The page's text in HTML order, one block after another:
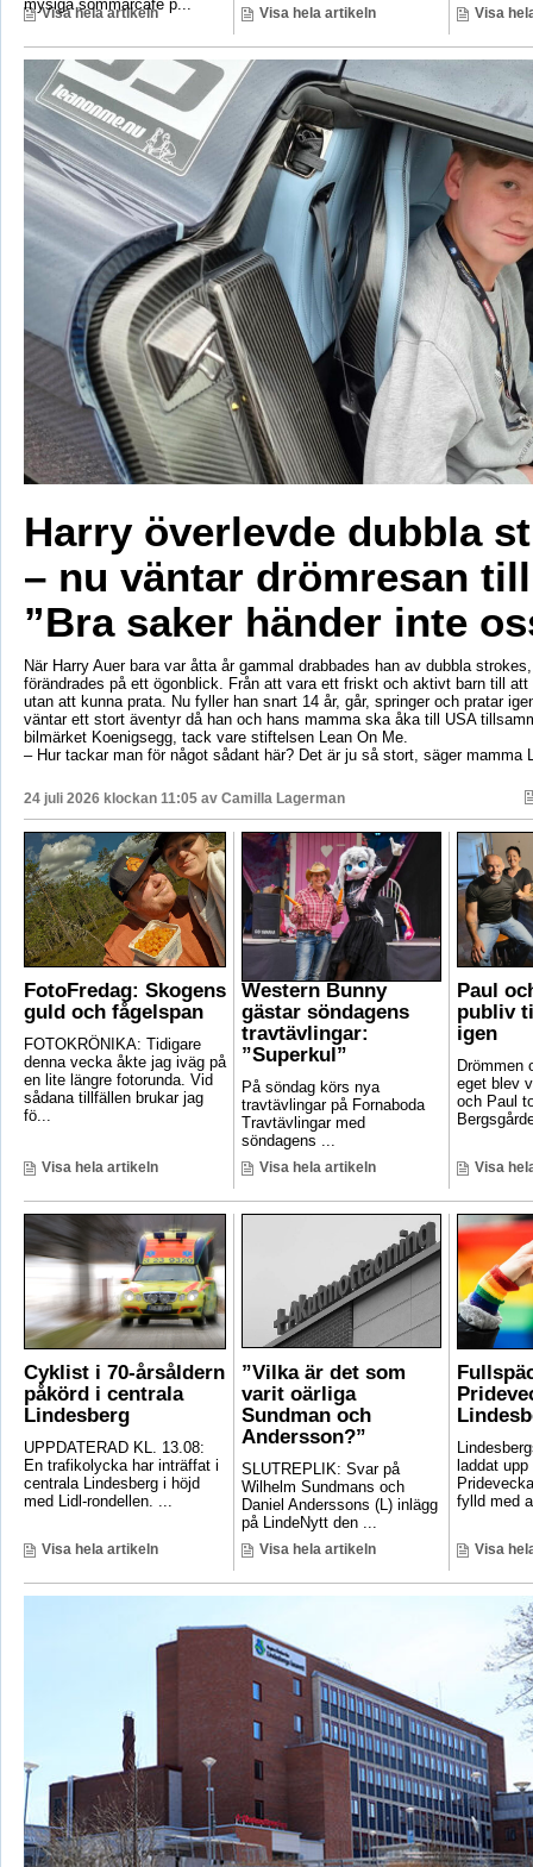
mysiga sommarcafé p...
Visa hela artikeln Visa hela artikeln Visa
Harry överlevde dubbla
– nu väntar drömresan
”Bra saker händer inte
När Harry Auer bara var åtta år gammal drabbades han av dubbla
förändrades på ett ögonblick. Från att vara ett friskt och aktivt barn till
utan att kunna prata. Nu fyller han snart 14 år, går, springer och pratar
väntar ett stort äventyr då han och hans mamma ska åka till USA
bilmärket Koenigsegg, tack vare stiftelsen Lean On Me.
– Hur tackar man för något sådant här? Det är ju så stort, säger mamma
24 juli 2026 klockan 11:05 av Camilla Lagerman
FotoFredag: Skogens
guld och fågelspan
FOTOKRÖNIKA: Tidigare
denna vecka åkte jag iväg på
en lite längre fotorunda. Vid
sådana tillfällen brukar jag
fö...
Visa hela artikeln
Western Bunny
gästar söndagens
travtävlingar:
”Superkul”
På söndag körs nya
travtävlingar på Fornaboda
Travtävlingar med
söndagens ...
Visa hela artikeln
Paul
publiv
igen
Drömmen
eget blev
och Paul
Visa
Cyklist i 70-årsåldern
påkörd i centrala
Lindesberg
UPPDATERAD KL. 13.08:
En trafikolycka har inträffat i
centrala Lindesberg i höjd
med Lidl-rondellen. ...
Visa hela artikeln
”Vilka är det som
varit oärliga
Sundman och
Andersson?”
SLUTREPLIK: Svar på
Wilhelm Sundmans och
Daniel Anderssons (L) inlägg
på LindeNytt den ...
Visa hela artikeln
laddat
fylld med
Visa